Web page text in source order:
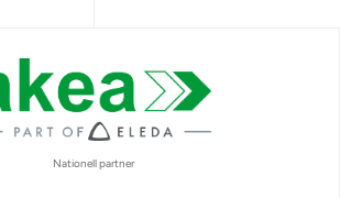
Nationell partner